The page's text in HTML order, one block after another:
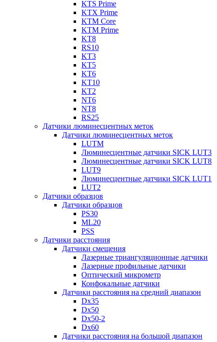
KTS Prime
KTX Prime
KTM Core
KTM Prime
KT8
RS10
KT3
KT5
KT6
KT10
KT2
NT6
NT8
RS25
Датчики люминесцентных меток
Датчики люминесцентных меток
LUTM
Люминесцентные датчики SICK LUT3
Люминесцентные датчики SICK LUT8
LUT9
Люминесцентные датчики SICK LUT1
LUT2
Датчики образцов
Датчики образцов
PS30
ML20
PSS
Датчики расстояния
Датчики смещения
Лазерные триангуляционные датчики
Лазерные профильные датчики
Оптический микрометр
Конфокальные датчики
Датчики расстояния на средний диапазон
Dx35
Dx50
Dx50-2
Dx60
Датчики расстояния на большой диапазон